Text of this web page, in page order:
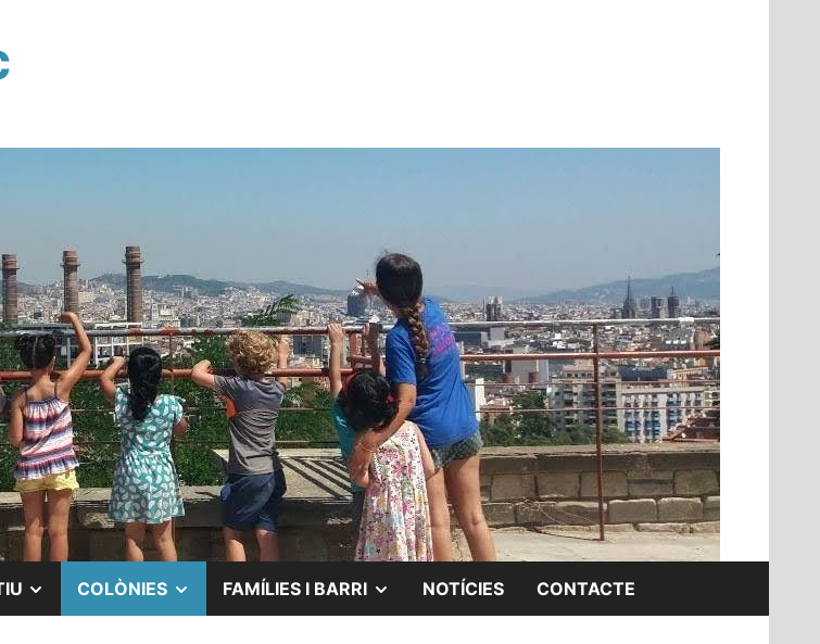
COLÒNIES FAMÍLIES I BARRI NOTÍCIES CONTACTE